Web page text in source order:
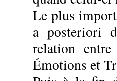
Le plus
a posteriori
relation
Émotions et